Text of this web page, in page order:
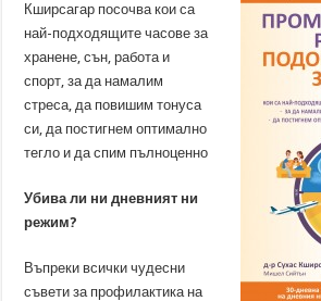
Кширсагар посочва кои са
най-подходящите часове за
хранене, сън, работа и
спорт, за да намалим
стреса, да повишим тонуса
си, да постигнем оптимално
тегло и да спим пълноценно
Убива ли ни дневният ни
режим?
Въпреки всички чудесни
съвети за профилактика на